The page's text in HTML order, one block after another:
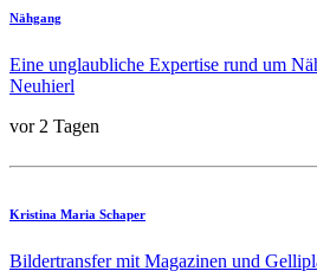
Nähgang
Eine unglaubliche Expertise rund um
Neuhierl
vor 2 Tagen
Kristina Maria Schaper
Bildertransfer mit Magazinen und